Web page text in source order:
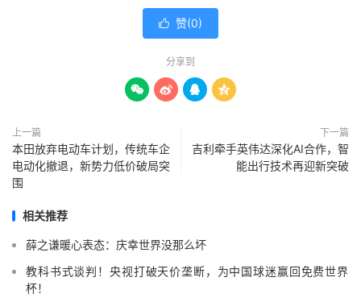
 赞(0)
分享到
   
上一篇
本田放弃电动车计划，传统车企
电动化撤退，新势力低价破局突
围
下一篇
吉利牵手英伟达深化AI合作，智
能出行技术再迎新突破
相关推荐
薛之谦暖心表态：庆幸世界没那么坏
教科书式谈判！央视打破天价垄断，为中国球迷赢回免费世界
杯！